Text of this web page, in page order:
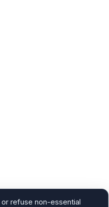
refuse non-essential